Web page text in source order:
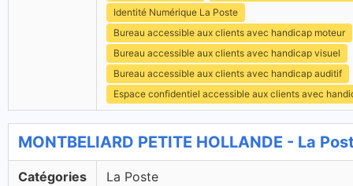
Identité Numérique La Poste
Bureau accessible aux clients avec handicap moteur
Bureau accessible aux clients avec handicap visuel
Bureau accessible aux clients avec handicap auditif
Espace confidentiel accessible aux clients avec
MONTBELIARD PETITE HOLLANDE - La
Catégories La Poste